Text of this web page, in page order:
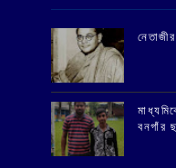
বনগাঁর